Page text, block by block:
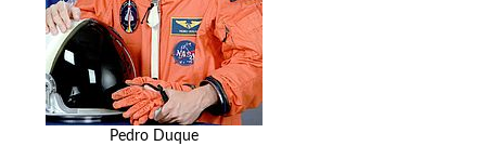
Pedro Duque